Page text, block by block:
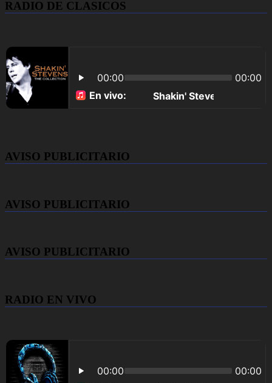
RADIO DE CLASICOS
AVISO PUBLICITARIO
AVISO PUBLICITARIO
AVISO PUBLICITARIO
RADIO EN VIVO